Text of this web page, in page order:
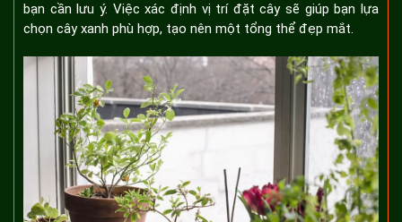
bạn cần lưu ý. Việc xác định vị trí đặt cây sẽ giúp bạn lựa
chọn cây xanh phù hợp, tạo nên một tổng thể đẹp mắt.